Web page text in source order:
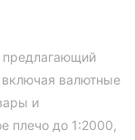
предлагающий
валютные
и
плечо до 1:2000,